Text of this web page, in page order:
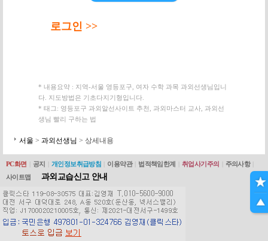
로그인 >>
* 내용요약 : 지역-서울 영등포구, 여자 수학 과목 과외선생님입니
다. 지도방법은 기초다지기형입니다.
* 태그: 영등포구 과외알선사이트 추천, 과외마스터 교사, 과외선
생님 빨리 구하는 법
서울 > 과외선생님 > 상세내용
PC화면 공지 개인정보취급방침 이용약관 법적책임한계 취업사기주의 주의사항
사이트맵
과외교습신고 안내